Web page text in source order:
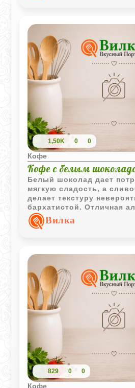
костей.
1,50K 0 0
Кофе
Кофе с белым
Белый шоколад дает
мягкую сладость, а
делает текстуру
бархатистой. Отличная
привычному капучино или
хочется побаловать себя
кофейне.
Вилка
829 0 0
Кофе